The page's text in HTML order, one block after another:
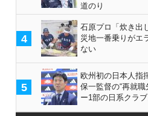
道のり
4
石原プロ「炊き出
災地一番乗りがエ
ない
5
欧州初の日本人指
保一監督の“再就職
ー1部の日系クラ